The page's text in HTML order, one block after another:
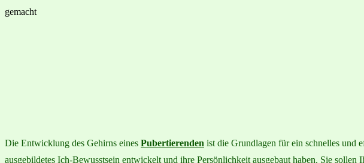
Die Entwicklung des Gehirns eines Pubertierenden ist die Grundlagen für ein schnelles und
ausgebildetes Ich-Bewusstsein entwickelt und ihre Persönlichkeit ausgebaut haben. Sie